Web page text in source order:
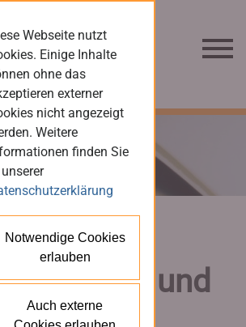
und
Presse und
Webseite nutzt
Einige Inhalte
ohne das
externer
nicht angezeigt
Weitere
finden Sie
Notwendige Cookies
erlauben
Auch externe